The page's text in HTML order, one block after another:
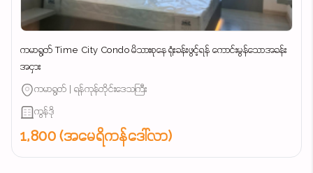
ကမာရွတ် Time City Condo မိသားစုနေ ရုံးခန်းဖွင့်ရန် ကောင်းမွန်သောအခန်း
အငှား
ကမာရွတ် | ရန်ကုန်တိုင်းဒေသကြီး
ကွန်ဒို
1,800 (အမေရိကန်ဒေါ်လာ)